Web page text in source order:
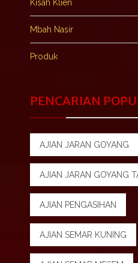
Kisah Klien
Mbah Nasir
Produk
PENCARIAN
AJIAN JARAN GOYANG
AJIAN JARAN GOYANG
AJIAN PENGASIHAN
AJIAN SEMAR KUNING